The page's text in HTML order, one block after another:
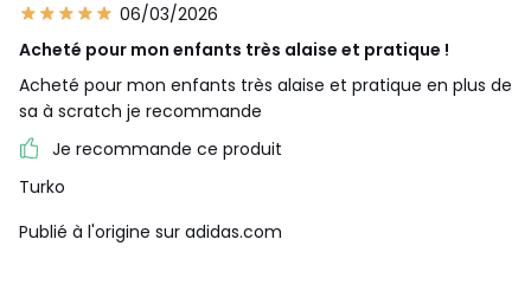
06/03/2026
Acheté pour mon enfants très alaise et pratique !
Acheté pour mon enfants très alaise et pratique en plus de
sa à scratch je recommande
Je recommande ce produit
Turko
Publié à l'origine sur adidas.com